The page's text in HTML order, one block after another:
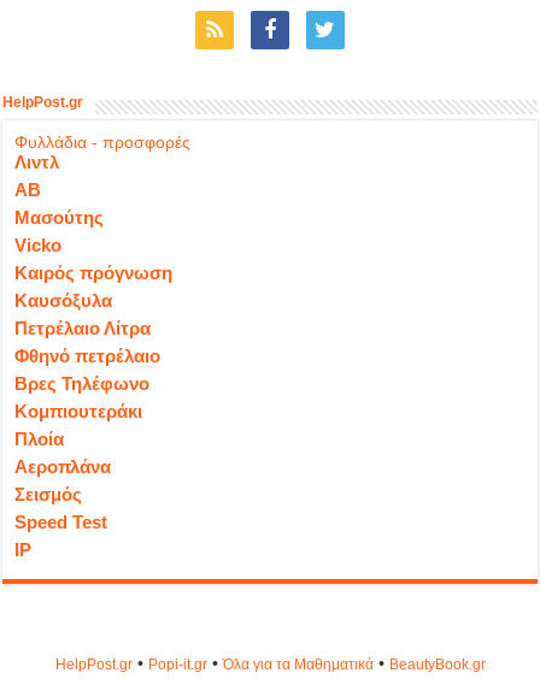
HelpPost.gr
Φυλλάδια - προσφορές
Λιντλ
ΑΒ
Μασούτης
Vicko
Καιρός πρόγνωση
Καυσόξυλα
Πετρέλαιο Λίτρα
Φθηνό πετρέλαιο
Βρες Τηλέφωνο
Κομπιουτεράκι
Πλοία
Αεροπλάνα
Σεισμός
Speed Test
IP
HelpPost.gr• Popi-it.gr•Όλα για τα Μαθηματικά• ΒeautyΒook.gr